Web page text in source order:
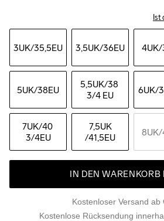
Ist
3UK/35,5EU 3,5UK/36EU 4UK/
5UK/38EU 5,5UK/38
3/4 EU
6UK/
7UK/40
3/4EU
7,5UK
/41,5EU
8UK/
IN DEN WARENKORB
Kostenloser Versand ab
Kostenlose Rücksendung